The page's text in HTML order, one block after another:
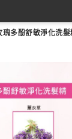
瑰多酚舒敏淨化洗